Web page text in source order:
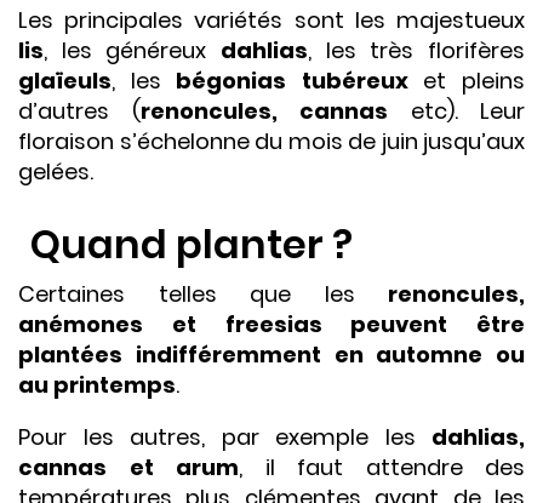
Les principales variétés sont les majestueux
lis, les généreux dahlias, les très florifères
glaïeuls, les bégonias tubéreuxet pleins
d’autres (renoncules, cannas etc). Leur
floraison s’échelonne du mois de juin jusqu’aux
gelées.
Quand planter ?
Certaines telles que les renoncules,
anémones et freesias peuvent être
plantées indifféremment en automne ou
au printemps.
Pour les autres, par exemple les dahlias,
cannas et arum, il faut attendre des